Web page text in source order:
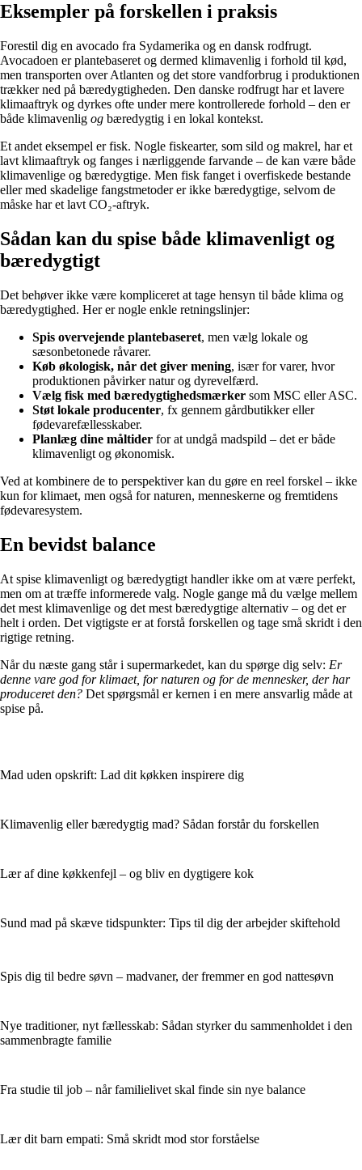
Eksempler på forskellen i praksis
Forestil dig en avocado fra Sydamerika og en dansk rodfrugt.
Avocadoen er plantebaseret og dermed klimavenlig i forhold til kød,
men transporten over Atlanten og det store vandforbrug i produktionen
trækker ned på bæredygtigheden. Den danske rodfrugt har et lavere
klimaaftryk og dyrkes ofte under mere kontrollerede forhold – den er
både klimavenlig og bæredygtig i en lokal kontekst.
Et andet eksempel er fisk. Nogle fiskearter, som sild og makrel, har et
lavt klimaaftryk og fanges i nærliggende farvande – de kan være både
klimavenlige og bæredygtige. Men fisk fanget i overfiskede bestande
eller med skadelige fangstmetoder er ikke bæredygtige, selvom de
måske har et lavt CO₂-aftryk.
Sådan kan du spise både klimavenligt og
bæredygtigt
Det behøver ikke være kompliceret at tage hensyn til både klima og
bæredygtighed. Her er nogle enkle retningslinjer:
Spis overvejende plantebaseret, men vælg lokale og
sæsonbetonede råvarer.
Køb økologisk, når det giver mening, især for varer, hvor
produktionen påvirker natur og dyrevelfærd.
Vælg fisk med bæredygtighedsmærker som MSC eller ASC.
Støt lokale producenter, fx gennem gårdbutikker eller
fødevarefællesskaber.
Planlæg dine måltider for at undgå madspild – det er både
klimavenligt og økonomisk.
Ved at kombinere de to perspektiver kan du gøre en reel forskel – ikke
kun for klimaet, men også for naturen, menneskerne og fremtidens
fødevaresystem.
En bevidst balance
At spise klimavenligt og bæredygtigt handler ikke om at være perfekt,
men om at træffe informerede valg. Nogle gange må du vælge mellem
det mest klimavenlige og det mest bæredygtige alternativ – og det er
helt i orden. Det vigtigste er at forstå forskellen og tage små skridt i den
rigtige retning.
Når du næste gang står i supermarkedet, kan du spørge dig selv: Er
denne vare god for klimaet, for naturen og for de mennesker, der har
produceret den? Det spørgsmål er kernen i en mere ansvarlig måde at
spise på.
Mad uden opskrift: Lad dit køkken inspirere dig
Klimavenlig eller bæredygtig mad? Sådan forstår du forskellen
Lær af dine køkkenfejl – og bliv en dygtigere kok
Sund mad på skæve tidspunkter: Tips til dig der arbejder skiftehold
Spis dig til bedre søvn – madvaner, der fremmer en god nattesøvn
Nye traditioner, nyt fællesskab: Sådan styrker du sammenholdet i den
sammenbragte familie
Fra studie til job – når familielivet skal finde sin nye balance
Lær dit barn empati: Små skridt mod stor forståelse